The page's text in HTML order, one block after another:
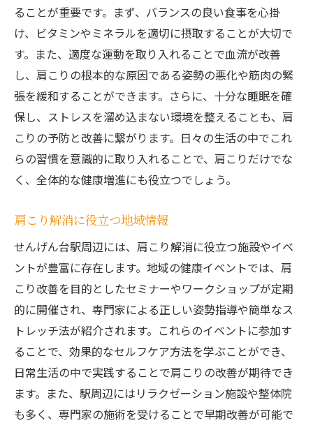
ることが重要です。まず、バランスの良い食事を心掛
け、ビタミンやミネラルを適切に摂取することが大切で
す。また、適度な運動を取り入れることで血流が改善
し、肩こりの根本的な原因である姿勢の悪化や筋肉の緊
張を緩和することができます。さらに、十分な睡眠を確
保し、ストレスを溜め込まない環境を整えることも、肩
こりの予防と改善に繋がります。日々の生活の中でこれ
らの習慣を意識的に取り入れることで、肩こりだけでな
く、全体的な健康増進にも役立つでしょう。
肩こり解消に役立つ地域情報
せんげん台駅周辺には、肩こり解消に役立つ施設やイベ
ントが豊富に存在します。地域の健康イベントでは、肩
こり改善を目的としたセミナーやワークショップが定期
的に開催され、専門家による正しい姿勢指導や簡単なス
トレッチ法が紹介されます。これらのイベントに参加す
ることで、効果的なセルフケア方法を学ぶことができ、
日常生活の中で実践することで肩こりの改善が期待でき
ます。また、駅周辺にはリラクゼーション施設や整体院
も多く、専門家の施術を受けることで早期改善が可能で